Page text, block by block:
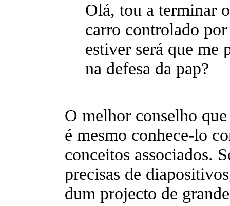
Olá, tou a terminar
carro controlado
estiver será que me
na defesa da pap?
O melhor conselho
é mesmo conhece-lo
conceitos associados.
precisas de
dum projecto de